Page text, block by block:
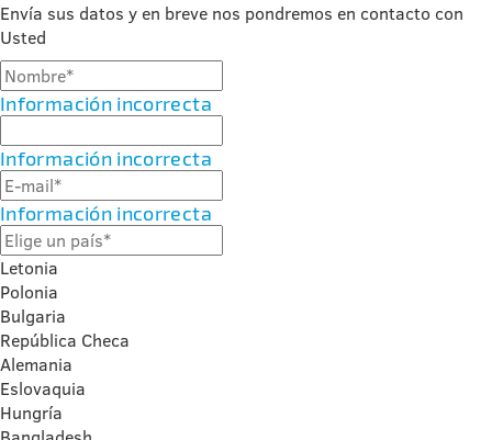
Envía sus datos y en breve nos pondremos en contacto con
Usted
Información incorrecta
Información incorrecta
Información incorrecta
Letonia
Polonia
Bulgaria
República Checa
Alemania
Eslovaquia
Hungría